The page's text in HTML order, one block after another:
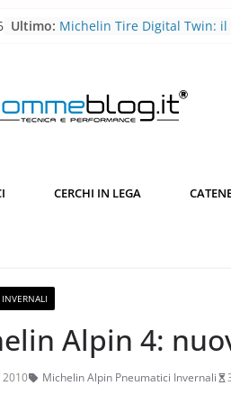
Ultimo: Michelin Tire Digital Twin: il
corsa diventa laboratorio per
futuro
pneumatico che porta la
CERCHI IN LEGA
Alpin 4:
2010 Michelin Alpin Pneumatici Invernali